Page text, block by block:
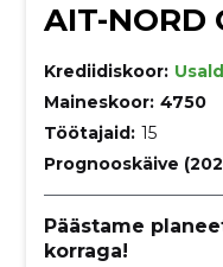
AIT-NORD
Krediidiskoor:
Maineskoor: 4750
Töötajaid: 15
Prognooskäive
Päästame
korraga!